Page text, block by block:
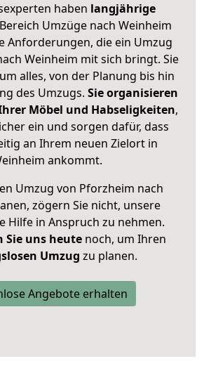
haben langjährige
Umzüge nach Weinheim
Anforderungen, die ein Umzug
Weinheim mit sich bringt. Sie
alles, von der Planung bis hin
des Umzugs. Sie organisieren
Möbel und Habseligkeiten,
ein und sorgen dafür, dass
an Ihrem neuen Zielort in
ankommt.
Umzug von Pforzheim nach
zögern Sie nicht, unsere
Hilfe in Anspruch zu nehmen.
uns heutenoch, um Ihren
Umzug zu planen.
Angebote erhalten